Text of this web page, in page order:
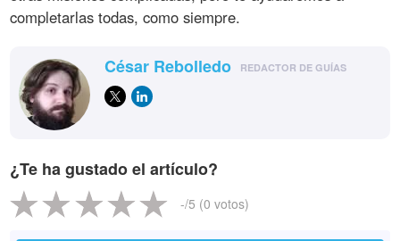
completarlas todas, como siempre.
César Rebolledo REDACTOR DE GUÍAS
¿Te ha gustado el artículo?
-/5 (0 votos)